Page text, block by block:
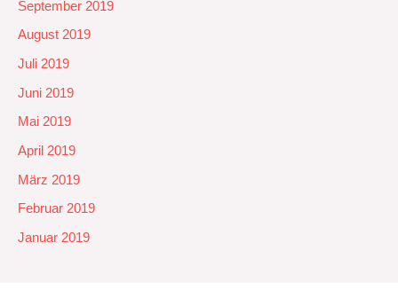
September 2019
August 2019
Juli 2019
Juni 2019
Mai 2019
April 2019
März 2019
Februar 2019
Januar 2019